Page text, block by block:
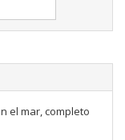
el mar, completo